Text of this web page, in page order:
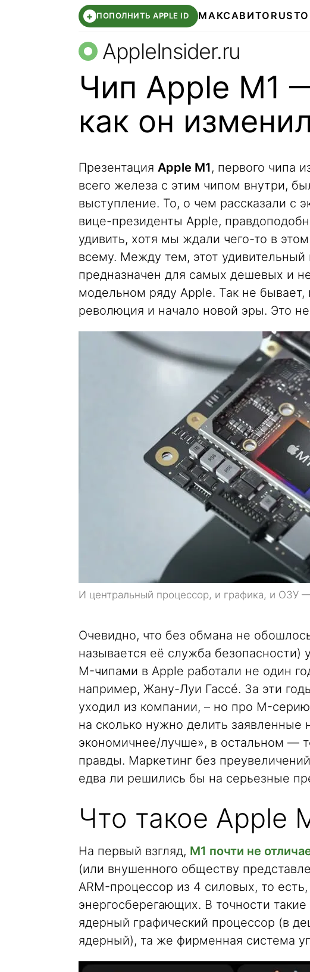
+ ПОПОЛНИТЬ APPLE ID МАКСАВИТО
AppleInsider.ru
Чип Apple M1
как он
Презентация Apple M1, первого чипа
всего железа с этим чипом внутри,
выступление. То, о чем рассказали с
вице-президенты Apple,
удивить, хотя мы ждали чего-то в
всему. Между тем, этот
предназначен для самых дешевых и
модельном ряду Apple. Так не
революция и начало новой эры. Это
И центральный процессор, и графика, и ОЗУ
Очевидно, что без обмана не
называется её служба
M-чипами в Apple работали не один
например, Жану-Луи Гассé. За эти
уходил из компании, – но про M-
на сколько нужно делить заявленные
экономичнее/лучше», в остальном —
правды. Маркетинг без
едва ли решились бы на серьезные
Что такое Apple
На первый взгляд, M1 почти не
(или внушенного обществу
ARM-процессор из 4 силовых, то
энергосберегающих. В точности
ядерный графический процессор (в
ядерный), та же фирменная система